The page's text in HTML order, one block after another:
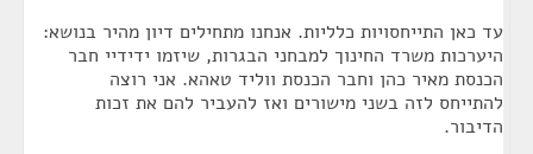
עד כאן התייחסויות כלליות. אנחנו מתחילים דיון מהיר בנושא:
היערכות משרד החינוך למבחני הבגרות, שיזמו ידידיי חבר
הכנסת מאיר כהן וחבר הכנסת ווליד טאהא. אני רוצה
להתייחס לזה בשני מישורים ואז להעביר להם את זכות
הדיבור.